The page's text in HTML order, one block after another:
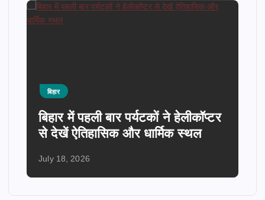
बिहार
बिहार में पहली बार पर्यटकों ने हेलीकॉप्टर
से देखें ऐतिहासिक और धार्मिक स्थल
July 18, 2026